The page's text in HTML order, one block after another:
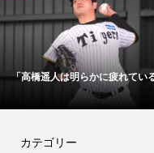
舞台発覚！「実に不可解だ...
カテゴリー